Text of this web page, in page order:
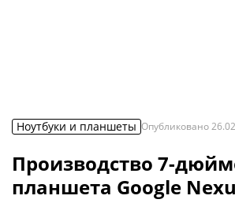
Ноутбуки и планшеты Опубликовано
Производство 7-
планшета Google